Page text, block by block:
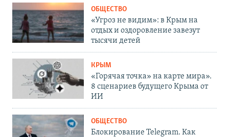
ОБЩЕСТВО
«Угроз не видим»: в Крым на
отдых и оздоровление завезут
тысячи детей
КРЫМ
«Горячая точка» на карте мира».
8 сценариев будущего Крыма от
ИИ
ОБЩЕСТВО
Блокирование Telegram. Как